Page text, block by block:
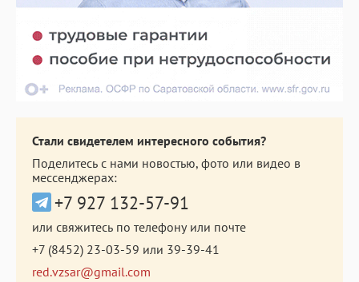
Стали свидетелем интересного события?
Поделитесь с нами новостью, фото или видео в
мессенджерах:
+7 927 132-57-91
или свяжитесь по телефону или почте
+7 (8452) 23-03-59 или 39-39-41
red.vzsar@gmail.com